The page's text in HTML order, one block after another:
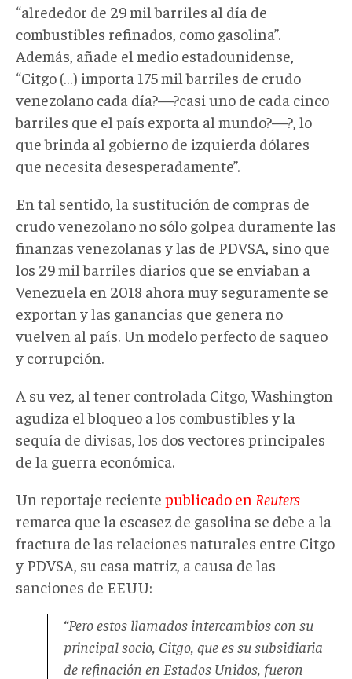
“alrededor de 29 mil barriles al día de
combustibles refinados, como gasolina”.
Además, añade el medio estadounidense,
“Citgo (…) importa 175 mil barriles de crudo
venezolano cada día?—?casi uno de cada cinco
barriles que el país exporta al mundo?—?, lo
que brinda al gobierno de izquierda dólares
que necesita desesperadamente”.
En tal sentido, la sustitución de compras de
crudo venezolano no sólo golpea duramente las
finanzas venezolanas y las de PDVSA, sino que
los 29 mil barriles diarios que se enviaban a
Venezuela en 2018 ahora muy seguramente se
exportan y las ganancias que genera no
vuelven al país. Un modelo perfecto de saqueo
y corrupción.
A su vez, al tener controlada Citgo, Washington
agudiza el bloqueo a los combustibles y la
sequía de divisas, los dos vectores principales
de la guerra económica.
Un reportaje reciente publicado en Reuters
remarca que la escasez de gasolina se debe a la
fractura de las relaciones naturales entre Citgo
y PDVSA, su casa matriz, a causa de las
sanciones de EEUU:
“Pero estos llamados intercambios con su
principal socio, Citgo, que es su subsidiaria
de refinación en Estados Unidos, fueron